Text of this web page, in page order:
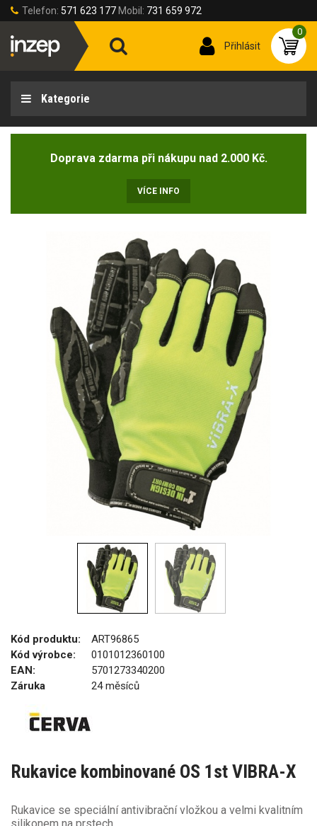
Telefon: 571 623 177 Mobil: 731 659 972
Přihlásit
0
Kategorie
Doprava zdarma při nákupu nad 2.000 Kč.
VÍCE INFO
Kód produktu:
ART96865
Kód výrobce:
0101012360100
EAN:
5701273340200
Záruka
24 měsíců
Rukavice kombinované OS 1st VIBRA-X
Rukavice se speciální antivibrační vložkou a velmi kvalitním